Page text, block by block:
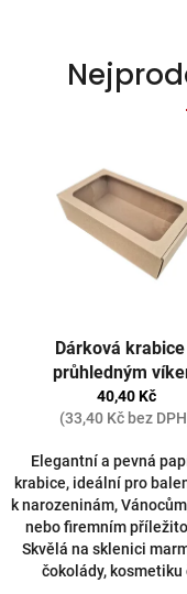
C
h
produktu
je
5,0
5
Dárková
průhledným
350x200x100 5ks
40,40 Kč
(33,40 Kč bez
Elegantní a pevná
krabice, ideální pro
k narozeninám,
nebo firemním
Skvělá na sklenici
čokolády, kosmetiku